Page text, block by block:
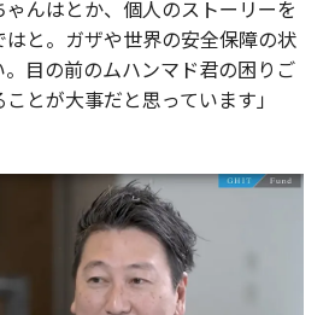
んはとか、個人のストーリーを
と。ガザや世界の安全保障の状
目の前のムハンマド君の困りご
とが大事だと思っています」